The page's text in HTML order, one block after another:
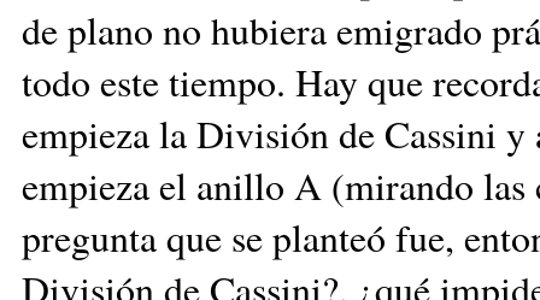
de plano no hubiera emigrado
todo este tiempo. Hay que
empieza la División de Cassini
empieza el anillo A (mirando las
pregunta que se planteó fue,
División de Cassini?, ¿qué